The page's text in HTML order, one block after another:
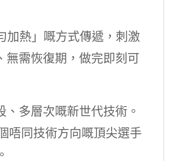
加熱」嘅方式傳遞，刺激
無需恢復期，做完即刻可
多層次嘅新世代技術。
唔同技術方向嘅頂尖選手